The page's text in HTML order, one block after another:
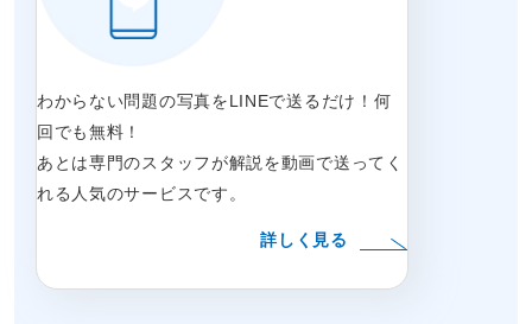
わからない問題の写真をLINEで送るだけ！何
回でも無料！
あとは専門のスタッフが解説を動画で送ってく
れる人気のサービスです。
詳しく見る